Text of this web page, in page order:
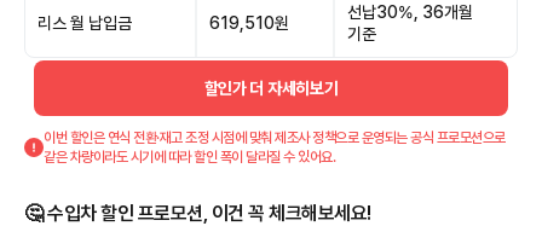
리스 월 납입금 619,510원
선납30%, 36개월
기준
할인가 더 자세히보기
이번 할인은 연식 전환·재고 조정 시점에 맞춰 제조사 정책으로 운영되는 공식 프로모션으로
같은 차량이라도 시기에 따라 할인 폭이 달라질 수 있어요.
🤔 수입차 할인 프로모션, 이건 꼭 체크해보세요!